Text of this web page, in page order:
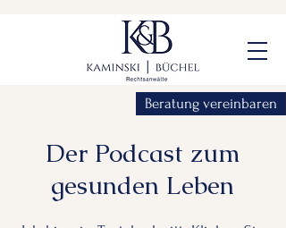
Beratung vereinbaren
Der Podcast zum
gesunden Leben